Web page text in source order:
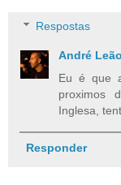
Respostas
André Leão
Eu é que
proximos
Inglesa,
Responder